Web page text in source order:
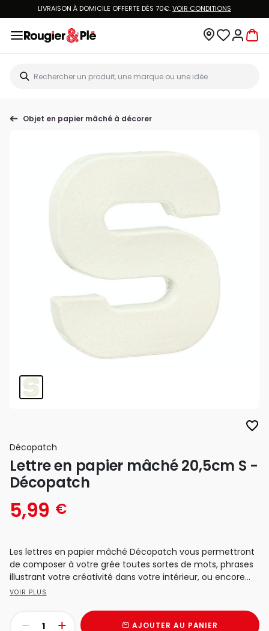
LIVRAISON À DOMICILE OFFERTE DÈS 70€.VOIR CONDITIONS
Objet en papier mâché à décorer
favorite_border
Décopatch
Lettre en papier mâché 20,5cm S -
Décopatch
5,99 €
Les lettres en papier mâché Décopatch vous permettront
de composer à votre grée toutes sortes de mots, phrases
illustrant votre créativité dans votre intérieur, ou encore...
VOIR PLUS
AJOUTER AU PANIER